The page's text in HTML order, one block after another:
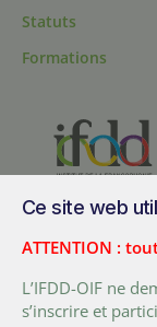
Statuts
Formations
Canada
Tél. :+ (1) 418 692
Fax :+ (1) 418 692
Ce site web
ATTENTION :
L’IFDD-OIF ne
s’inscrire et